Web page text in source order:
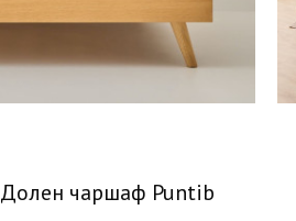
Долен чаршаф Puntib